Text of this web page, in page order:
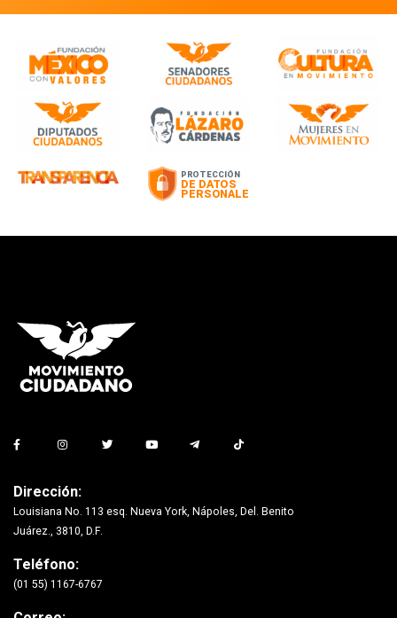
Dirección:
Louisiana No. 113 esq. Nueva York, Nápoles, Del. Benito
Juárez., 3810, D.F.
Teléfono:
(01 55) 1167-6767